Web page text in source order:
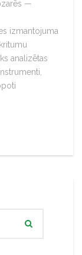
—
izmantojuma
analizētas